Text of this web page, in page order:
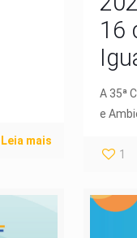
Leia mais
16
A 35ª
e
1